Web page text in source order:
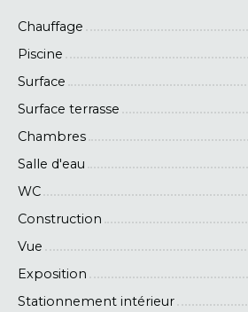
Chauffage
Piscine
Surface
Surface terrasse
Chambres
Salle d'eau
WC
Construction
Vue
Exposition
Stationnement intérieur